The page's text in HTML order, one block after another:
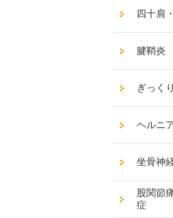
四十肩
腱鞘炎
ぎっく
ヘルニ
坐骨神
股関節
症